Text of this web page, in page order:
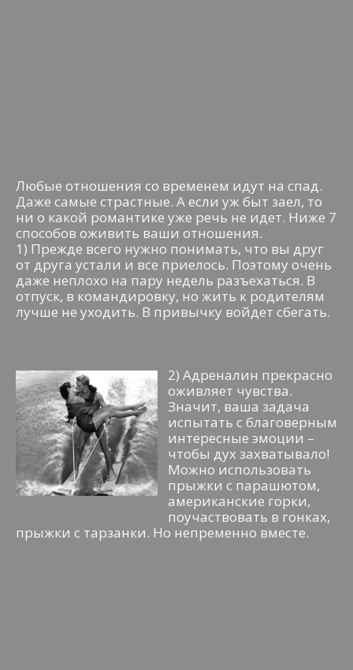
Любые отношения со временем идут на спад.
Даже самые страстные. А если уж быт заел, то
ни о какой романтике уже речь не идет. Ниже 7
способов оживить ваши отношения.
1) Прежде всего нужно понимать, что вы друг
от друга устали и все приелось. Поэтому очень
даже неплохо на пару недель разъехаться. В
отпуск, в командировку, но жить к родителям
лучше не уходить. В привычку войдет сбегать.
2) Адреналин прекрасно
оживляет чувства.
Значит, ваша задача
испытать с благоверным
интересные эмоции –
чтобы дух захватывало!
Можно использовать
прыжки с парашютом,
американские горки,
поучаствовать в гонках,
прыжки с тарзанки. Но непременно вместе.